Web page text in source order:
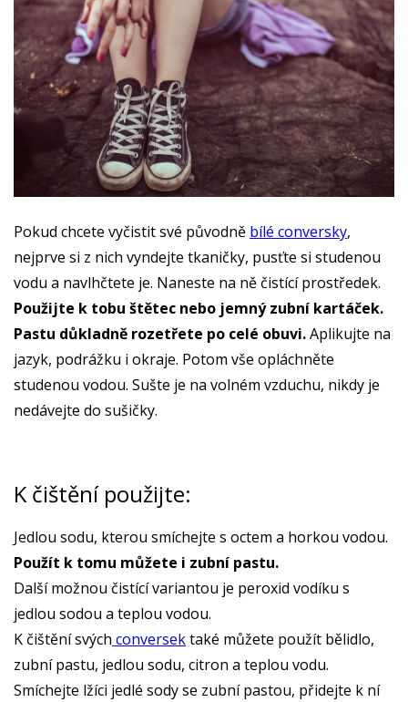
Pokud chcete vyčistit své původně bílé conversky,
nejprve si z nich vyndejte tkaničky, pusťte si studenou
vodu a navlhčtete je. Naneste na ně čistící prostředek.
Použijte k tobu štětec nebo jemný zubní kartáček.
Pastu důkladně rozetřete po celé obuvi.Aplikujte na
jazyk, podrážku i okraje. Potom vše opláchněte
studenou vodou. Sušte je na volném vzduchu, nikdy je
nedávejte do sušičky.
K čištění použijte:
Jedlou sodu, kterou smíchejte s octem a horkou vodou.
Použít k tomu můžete i zubní pastu.
Další možnou čistící variantou je peroxid vodíku s
jedlou sodou a teplou vodou.
K čištění svých conversektaké můžete použít bělidlo,
zubní pastu, jedlou sodu, citron a teplou vodu.
Smíchejte lžíci jedlé sody se zubní pastou, přidejte k ní